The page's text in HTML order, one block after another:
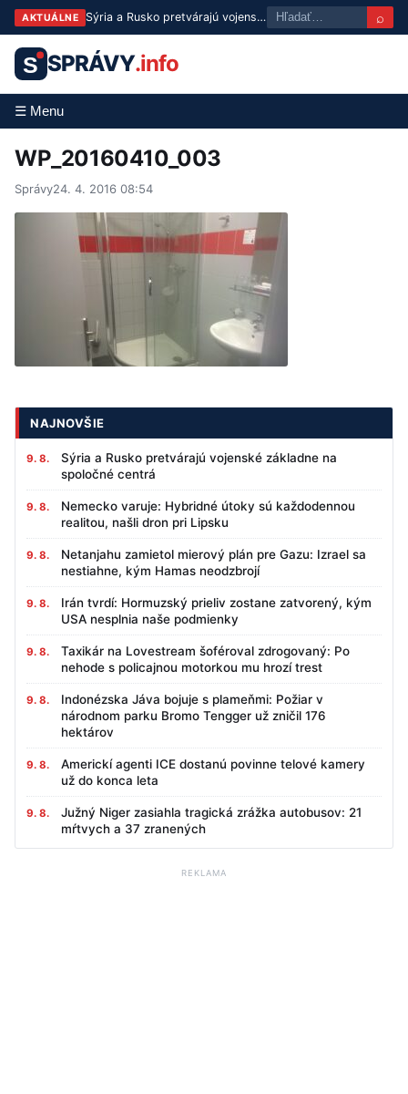
AKTUÁLNE Sýria a Rusko pretvárajú vojenské základne na spoločné centrá ⌕
S SPRÁVY.info
☰ Menu
WP_20160410_003
Správy24. 4. 2016 08:54
NAJNOVŠIE
9. 8.
Sýria a Rusko pretvárajú vojenské základne na
spoločné centrá
9. 8.
Nemecko varuje: Hybridné útoky sú každodennou
realitou, našli dron pri Lipsku
9. 8.
Netanjahu zamietol mierový plán pre Gazu: Izrael sa
nestiahne, kým Hamas neodzbrojí
9. 8.
Irán tvrdí: Hormuzský prieliv zostane zatvorený, kým
USA nesplnia naše podmienky
9. 8.
Taxikár na Lovestream šoféroval zdrogovaný: Po
nehode s policajnou motorkou mu hrozí trest
9. 8.
Indonézska Jáva bojuje s plameňmi: Požiar v
národnom parku Bromo Tengger už zničil 176
hektárov
9. 8.
Americkí agenti ICE dostanú povinne telové kamery
už do konca leta
9. 8.
Južný Niger zasiahla tragická zrážka autobusov: 21
mŕtvych a 37 zranených
REKLAMA